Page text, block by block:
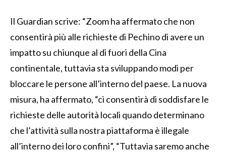
Il Guardian scrive: “Zoom ha affermato che non
consentirà più alle richieste di Pechino di avere un
impatto su chiunque al di fuori della Cina
continentale, tuttavia sta sviluppando modi per
bloccare le persone all’interno del paese. La nuova
misura, ha affermato, “ci consentirà di soddisfare le
richieste delle autorità locali quando determinano
che l’attività sulla nostra piattaforma è illegale
all’interno dei loro confini”, “Tuttavia saremo anche